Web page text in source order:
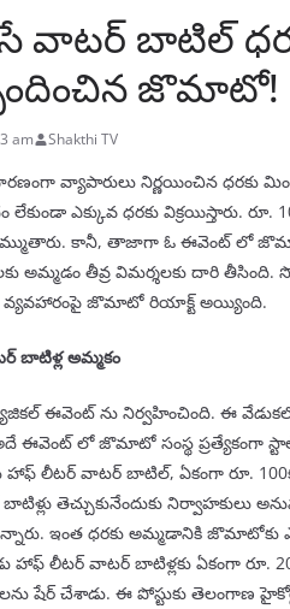
వాటర్ బాటిల్
జొమాటో!
am Shakthi TV
వ్యాపారులు నిర్ణయించిన ధరకు
లేకుండా ఎక్కువ ధరకు విక్రయిస్తారు.
అమ్ముతారు. కానీ, తాజాగా ఓ ఈవెంట్ లో
అమ్మడం తీవ్ర విమర్శలకు దారి
ఈ వ్యవహారంపై జొమాటో రియాక్ట్ అయ్యింది.
బాటిళ్ల అమ్మకం
ఈవెంట్ ను నిర్వహించింది. ఈ
లో జొమాటో సంస్థ ప్రత్యేకంగా
లీటర్ వాటర్ బాటిల్, ఏకంగా రూ. 100కు
తెచ్చుకునేందుకు నిర్వాహకులు
ఇంత ధరకు అమ్మడానికి జొమాటోకు
హాఫ్ లీటర్ వాటర్ బాటిళ్లకు ఏకంగా
షేర్ చేశాడు. ఈ పోస్టుకు తెలంగాణ